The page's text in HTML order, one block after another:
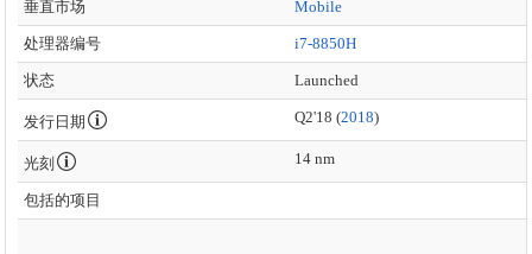
垂直市场 Mobile
处理器编号 i7-8850H
状态 Launched
发行日期 Q2'18 (2018)
光刻 14 nm
包括的项目